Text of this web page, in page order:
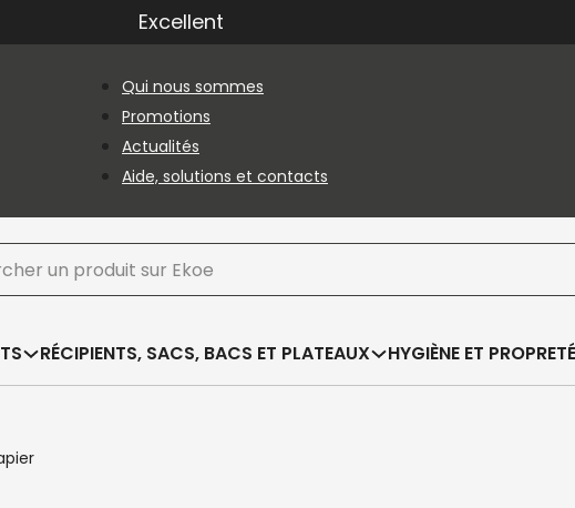
Excellent
Qui nous sommes
Promotions
Actualités
Aide, solutions et contacts
RÉCIPIENTS, SACS, BACS ET PLATEAUX HYGIÈNE ET PROPRETÉ